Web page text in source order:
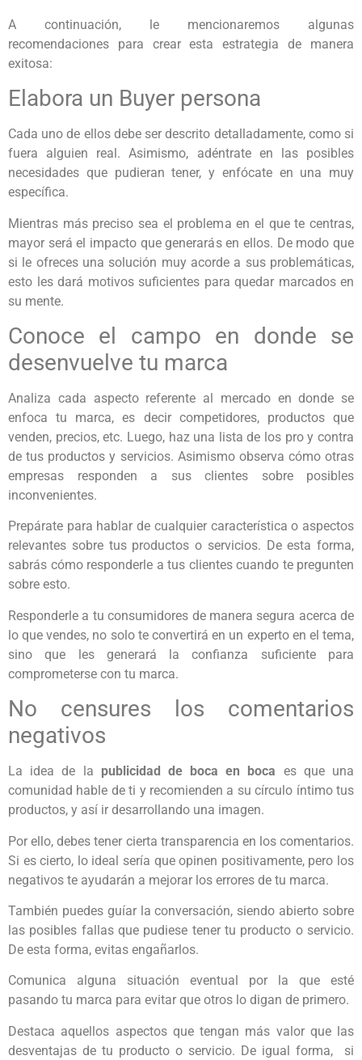
A continuación, le mencionaremos algunas
recomendaciones para crear esta estrategia de manera
exitosa:
Elabora un Buyer persona
Cada uno de ellos debe ser descrito detalladamente, como si
fuera alguien real. Asimismo, adéntrate en las posibles
necesidades que pudieran tener, y enfócate en una muy
específica.
Mientras más preciso sea el problema en el que te centras,
mayor será el impacto que generarás en ellos. De modo que
si le ofreces una solución muy acorde a sus problemáticas,
esto les dará motivos suficientes para quedar marcados en
su mente.
Conoce el campo en donde se
desenvuelve tu marca
Analiza cada aspecto referente al mercado en donde se
enfoca tu marca, es decir competidores, productos que
venden, precios, etc. Luego, haz una lista de los pro y contra
de tus productos y servicios. Asimismo observa cómo otras
empresas responden a sus clientes sobre posibles
inconvenientes.
Prepárate para hablar de cualquier característica o aspectos
relevantes sobre tus productos o servicios. De esta forma,
sabrás cómo responderle a tus clientes cuando te pregunten
sobre esto.
Responderle a tu consumidores de manera segura acerca de
lo que vendes, no solo te convertirá en un experto en el tema,
sino que les generará la confianza suficiente para
comprometerse con tu marca.
No censures los comentarios
negativos
La idea de la publicidad de boca en boca es que una
comunidad hable de ti y recomienden a su círculo íntimo tus
productos, y así ir desarrollando una imagen.
Por ello, debes tener cierta transparencia en los comentarios.
Si es cierto, lo ideal sería que opinen positivamente, pero los
negativos te ayudarán a mejorar los errores de tu marca.
También puedes guíar la conversación, siendo abierto sobre
las posibles fallas que pudiese tener tu producto o servicio.
De esta forma, evitas engañarlos.
Comunica alguna situación eventual por la que esté
pasando tu marca para evitar que otros lo digan de primero.
Destaca aquellos aspectos que tengan más valor que las
desventajas de tu producto o servicio. De igual forma, si